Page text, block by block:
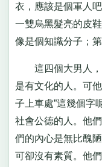
衣，應該是個軍人
一雙烏黑髮亮的皮
像是個知識分子；
這四個大男人，
是有文化的人。可
子上車處”這幾個字
社會公德的人。他
們的內心是無比醜
可卻沒有素質。他